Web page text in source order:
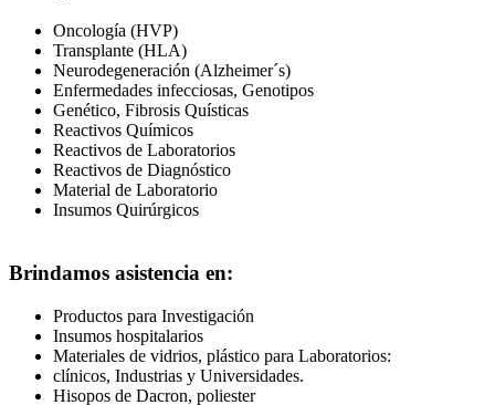
Oncología (HVP)
Transplante (HLA)
Neurodegeneración (Alzheimer´s)
Enfermedades infecciosas, Genotipos
Genético, Fibrosis Quísticas
Reactivos Químicos
Reactivos de Laboratorios
Reactivos de Diagnóstico
Material de Laboratorio
Insumos Quirúrgicos
Brindamos asistencia en:
Productos para Investigación
Insumos hospitalarios
Materiales de vidrios, plástico para Laboratorios:
clínicos, Industrias y Universidades.
Hisopos de Dacron, poliester